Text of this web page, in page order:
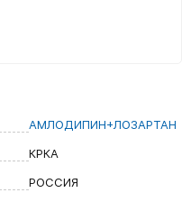
АМЛОДИПИН+ЛОЗАРТАН
КРКА
РОССИЯ